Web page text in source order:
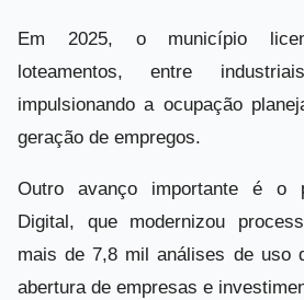
Em 2025, o município
loteamentos, entre
impulsionando a ocupação
geração de empregos.
Outro avanço importante é o
Digital, que modernizou
mais de 7,8 mil análises de uso
abertura de empresas e